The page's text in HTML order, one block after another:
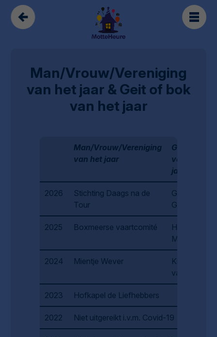
Man/Vrouw/Vereniging
van het jaar & Geit of bok
van het jaar
Man/Vrouw/Vereniging
van het jaar
Geit of Bok
van het
jaar
2026
Stichting Daags na de
Tour
Gijsje de
Graaf
2025 Boxmeerse vaartcomité
Harrie en
Minie Pluk
2024 Mientje Wever
Kitty lelie-
van Raaf
2023 Hofkapel de Liefhebbers
2022 Niet uitgereikt i.v.m. Covid-19